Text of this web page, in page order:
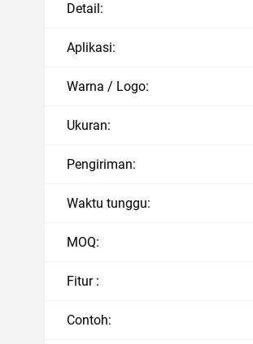
Detail:
Aplikasi:
Warna / Logo:
Ukuran:
Pengiriman:
Waktu tunggu:
MOQ:
Fitur :
Contoh: